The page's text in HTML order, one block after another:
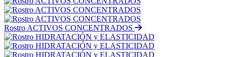
Rostro ACTIVOS CONCENTRADOS